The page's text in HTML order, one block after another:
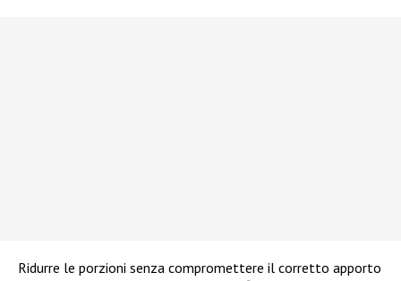
Ridurre le porzioni senza compromettere il corretto apporto